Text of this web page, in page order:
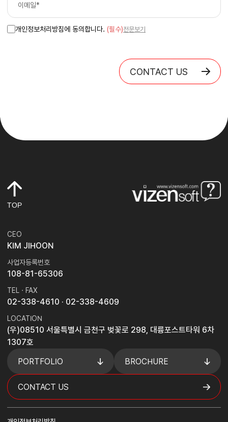
개인정보처리방침에 동의합니다. (필수)전문보기
CONTACT US
TOP
CEO
KIM JIHOON
사업자등록번호
108-81-65306
TEL · FAX
02-338-4610 · 02-338-4609
LOCATION
(우)08510 서울특별시 금천구 벚꽃로 298, 대륭포스트타워 6차
1307호
PORTFOLIO
BROCHURE
CONTACT US